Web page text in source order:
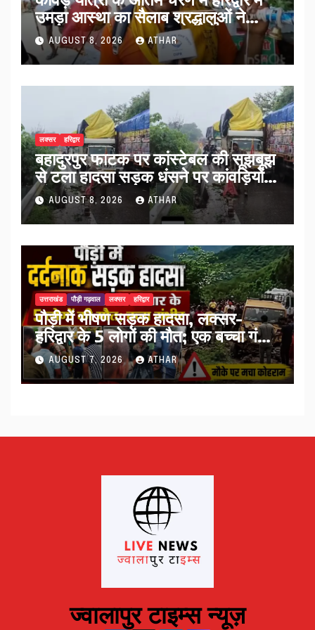
उमड़ा आस्था का सैलाब श्रद्धालुओं ने
व्यवस्थाओं को सराहा…
AUGUST 8, 2026 ATHAR
लक्सर हरिद्वार
बहादुरपुर फाटक पर कांस्टेबल की सूझबूझ
से टला हादसा सड़क धंसने पर कांवड़ियों
को किया अलर्ट…
AUGUST 8, 2026 ATHAR
उत्तराखंड पौड़ी गढ़वाल लक्सर हरिद्वार
पौड़ी में भीषण सड़क हादसा, लक्सर-
हरिद्वार के 5 लोगों की मौत; एक बच्चा गंभीर
घायल…
AUGUST 7, 2026 ATHAR
ज्वालापुर टाइम्स न्यूज़